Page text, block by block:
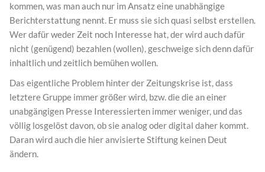
kommen, was man auch nur im Ansatz eine unabhängige
Berichterstattung nennt. Er muss sie sich quasi selbst erstellen.
Wer dafür weder Zeit noch Interesse hat, der wird auch dafür
nicht (genügend) bezahlen (wollen), geschweige sich denn dafür
inhaltlich und zeitlich bemühen wollen.
Das eigentliche Problem hinter der Zeitungskrise ist, dass
letztere Gruppe immer größer wird, bzw. die die an einer
unabgängigen Presse Interessierten immer weniger, und das
völlig losgelöst davon, ob sie analog oder digital daher kommt.
Daran wird auch die hier anvisierte Stiftung keinen Deut
ändern.